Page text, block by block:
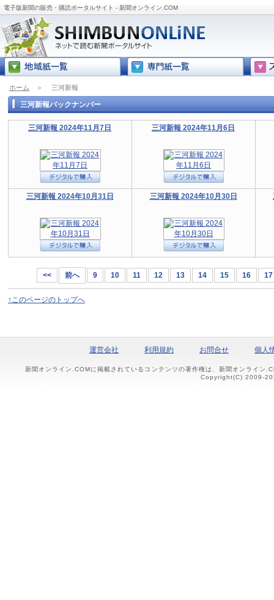
電子版新聞の販売・購読ポータルサイト - 新聞オンライン.COM
ホーム ＞ 三河新報
三河新報バックナンバー
三河新報 2024年11月7日 三河新報 2024年11月6日
三河新報 2024年10月31日 三河新報 2024年10月30日
<< 前へ 9 10 11 12 13 14 15 16 17
↑このページのトップへ
運営会社 利用規約 お問合せ 個人
新聞オンライン.COMに掲載されているコンテンツの著作権は、新聞オンライン
Copyright(C) 2009-